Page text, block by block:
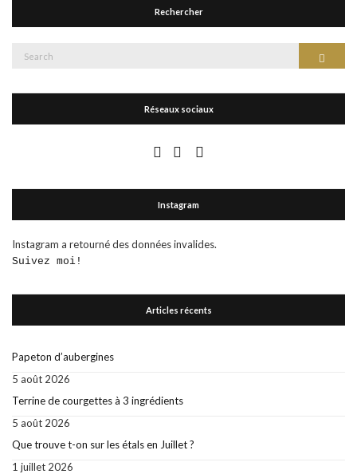
Rechercher
Réseaux sociaux
Instagram
Instagram a retourné des données invalides.
Suivez moi!
Articles récents
Papeton d’aubergines
5 août 2026
Terrine de courgettes à 3 ingrédients
5 août 2026
Que trouve t-on sur les étals en Juillet ?
1 juillet 2026